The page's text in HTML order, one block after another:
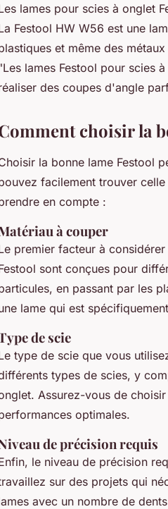
lames pour scies à onglet
Festool HW W56 est une
et même des
lames Festool pour scies
des coupes d'angle
choisir la
la bonne lame Festool
facilement trouver
en compte :
à couper
premier facteur à
sont conçues pour
en passant par les
lame qui est
de scie
type de scie que vous
types de scies, y
Assurez-vous de
optimales.
de précision requis
le niveau de précision
sur des projets qui
avec un nombre de